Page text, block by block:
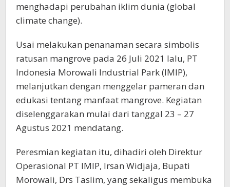
menghadapi perubahan iklim dunia (global
climate change).
Usai melakukan penanaman secara simbolis
ratusan mangrove pada 26 Juli 2021 lalu, PT
Indonesia Morowali Industrial Park (IMIP),
melanjutkan dengan menggelar pameran dan
edukasi tentang manfaat mangrove. Kegiatan
diselenggarakan mulai dari tanggal 23 – 27
Agustus 2021 mendatang.
Peresmian kegiatan itu, dihadiri oleh Direktur
Operasional PT IMIP, Irsan Widjaja, Bupati
Morowali, Drs Taslim, yang sekaligus membuka